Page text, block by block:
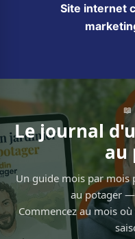
Site internet
📖
Le journal
au
Un guide mois par mois
au potager —
Commencez au mois